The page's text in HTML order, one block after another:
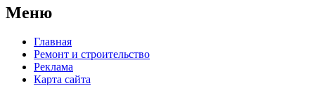
Меню
Главная
Ремонт и строительство
Реклама
Карта сайта